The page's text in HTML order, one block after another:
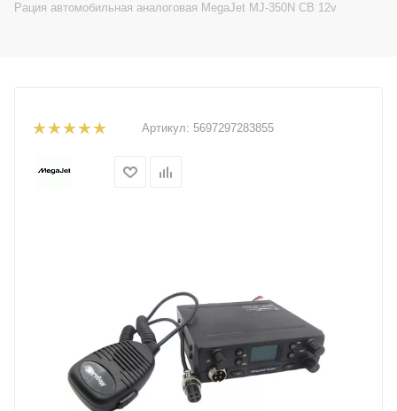
Рация автомобильная аналоговая MegaJet MJ-350N CB 12v
Артикул: 5697297283855